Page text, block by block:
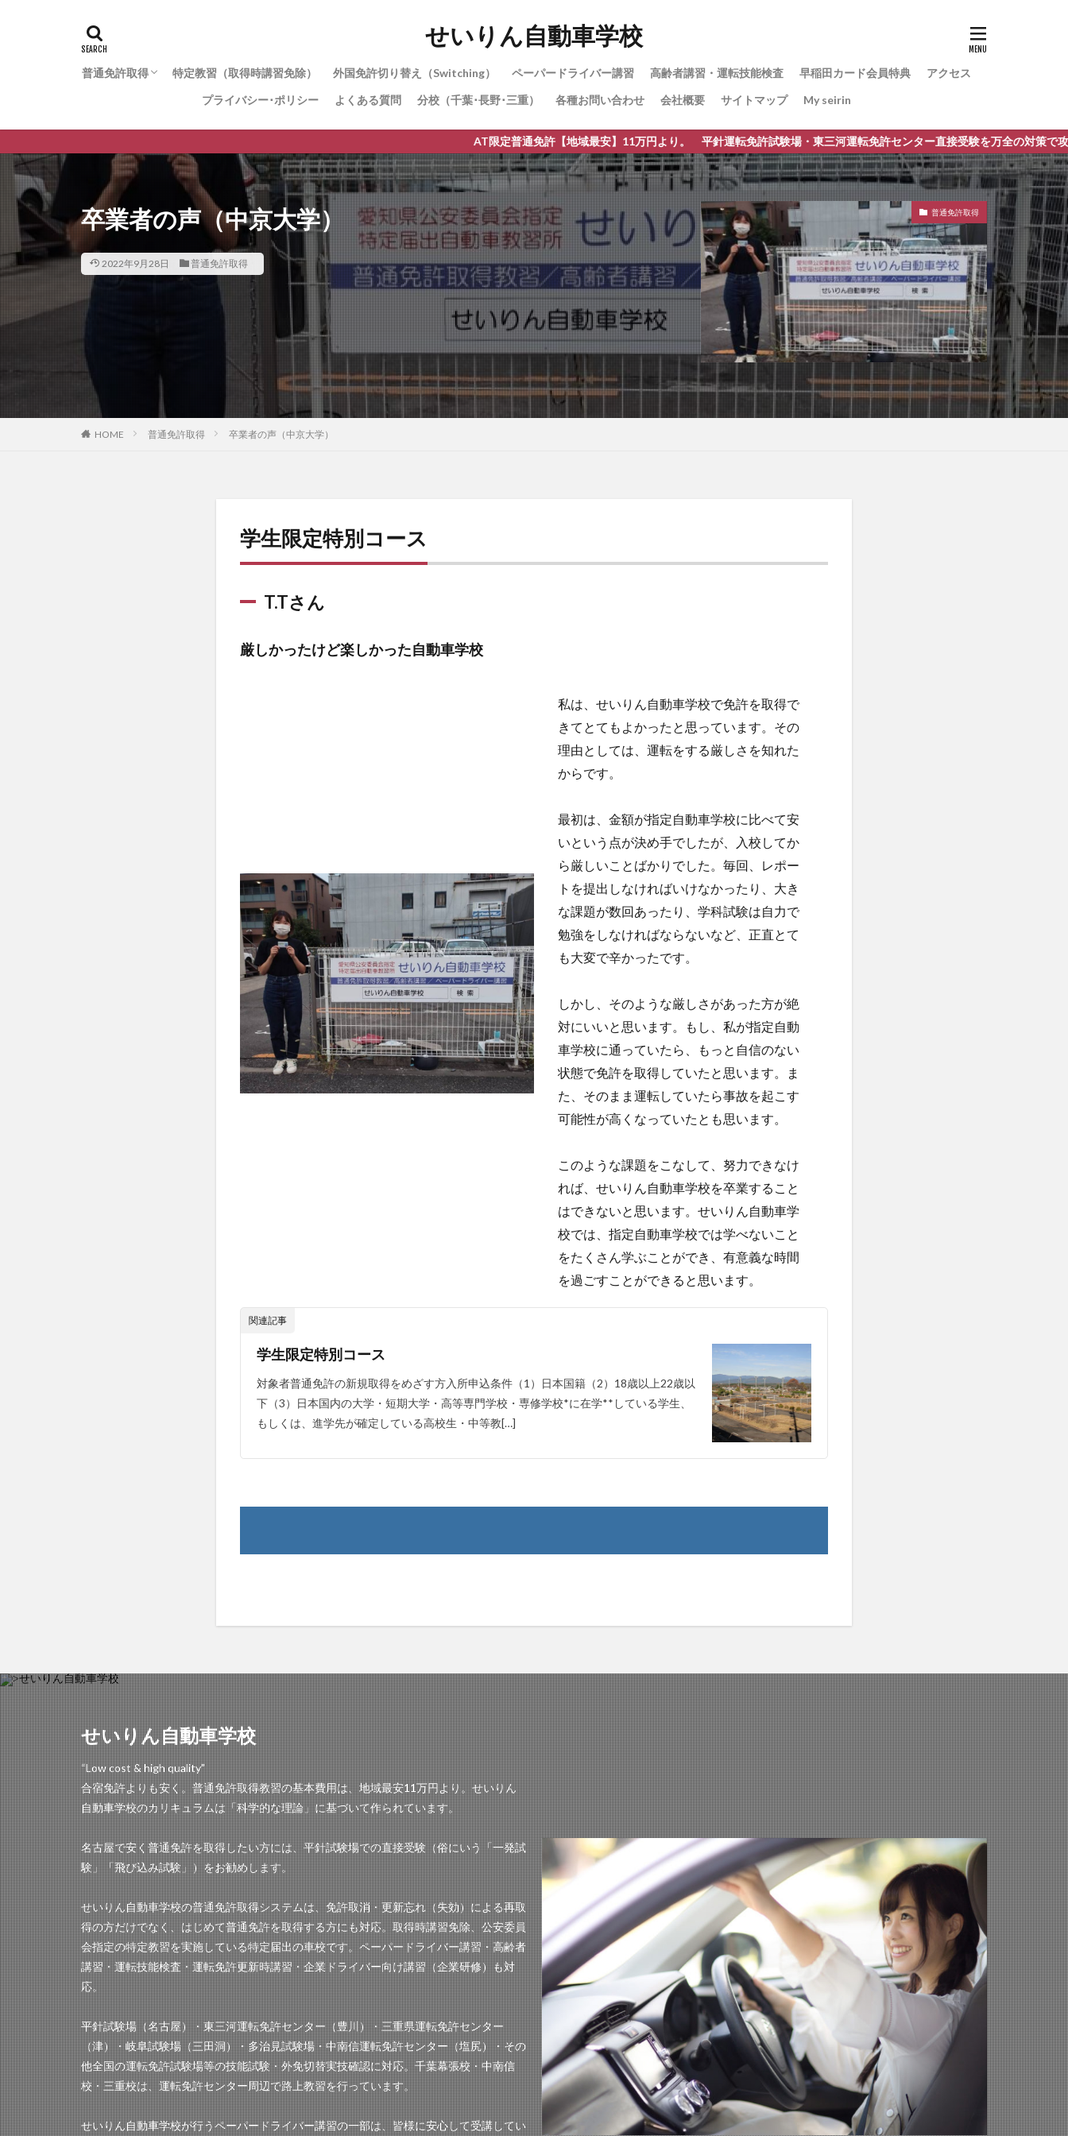
せいりん自動車学校
普通免許取得
【仮免なし】免許再取得コース
【仮免なし】29歳までの一般コース
【仮免なし】22歳までの学生コース
【仮免あり】免許再取得コース（一般型）
【仮免あり】免許再取得コース（最速型）
【仮免あり】取得時講習免除コース
特定教習（取得時講習免除） 外国免許切り替え（Switching） ペーパードライバー講習 高齢者講習・運転技能検査 早稲田カード会員特典
アクセス
プライバシー･ポリシー
よくある質問 分校（千葉･長野･三重） 各種お問い合わせ 会社概要 サイトマップ My seirin
AT限定普通免許【地域最安】11万円より。 平針運転免許試験場・東三河運転免許センター直接受験を万全の対策で攻略。 取得時講習
卒業者の声（中京大学）
2022年9月28日 普通免許取得
普通免許取得
HOME 普通免許取得 卒業者の声（中京大学）
学生限定特別コース
T.Tさん
厳しかったけど楽しかった自動車学校
私は、せいりん自動車学校で免許を取得で
きてとてもよかったと思っています。その
理由としては、運転をする厳しさを知れた
からです。
最初は、金額が指定自動車学校に比べて安
いという点が決め手でしたが、入校してか
ら厳しいことばかりでした。毎回、レポー
トを提出しなければいけなかったり、大き
な課題が数回あったり、学科試験は自力で
勉強をしなければならないなど、正直とて
も大変で辛かったです。
しかし、そのような厳しさがあった方が絶
対にいいと思います。もし、私が指定自動
車学校に通っていたら、もっと自信のない
状態で免許を取得していたと思います。ま
た、そのまま運転していたら事故を起こす
可能性が高くなっていたとも思います。
このような課題をこなして、努力できなけ
れば、せいりん自動車学校を卒業すること
はできないと思います。せいりん自動車学
校では、指定自動車学校では学べないこと
をたくさん学ぶことができ、有意義な時間
を過ごすことができると思います。
関連記事
学生限定特別コース
対象者普通免許の新規取得をめざす方入所申込条件（1）日本国籍（2）18歳以上22歳以
下（3）日本国内の大学・短期大学・高等専門学校・専修学校*に在学**している学生、
もしくは、進学先が確定している高校生・中等教[…]
せいりん自動車学校
“Low cost & high quality”
合宿免許よりも安く。普通免許取得教習の基本費用は、地域最安11万円より。せいりん
自動車学校のカリキュラムは「科学的な理論」に基づいて作られています。
名古屋で安く普通免許を取得したい方には、平針試験場での直接受験（俗にいう「一発試
験」「飛び込み試験」）をお勧めします。
せいりん自動車学校の普通免許取得システムは、免許取消・更新忘れ（失効）による再取
得の方だけでなく、はじめて普通免許を取得する方にも対応。取得時講習免除、公安委員
会指定の特定教習を実施している特定届出の車校です。ペーパードライバー講習・高齢者
講習・運転技能検査・運転免許更新時講習・企業ドライバー向け講習（企業研修）も対
応。
平針試験場（名古屋）・東三河運転免許センター（豊川）・三重県運転免許センター
（津）・岐阜試験場（三田洞）・多治見試験場・中南信運転免許センター（塩尻）・その
他全国の運転免許試験場等の技能試験・外免切替実技確認に対応。千葉幕張校・中南信
校・三重校は、運転免許センター周辺で路上教習を行っています。
せいりん自動車学校が行うペーパードライバー講習の一部は、皆様に安心して受講してい